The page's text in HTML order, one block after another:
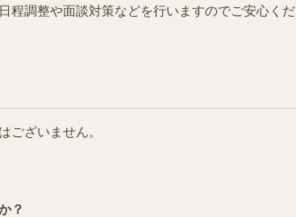
程調整や面談対策などを行いますのでご安心くだ
ございません。
？